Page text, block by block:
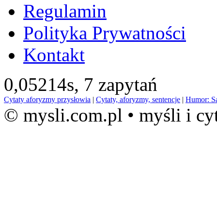
Regulamin
Polityka Prywatności
Kontakt
0,05214s, 7 zapytań
Cytaty aforyzmy przysłowia | Cytaty, aforyzmy, sentencje | Humor:
© mysli.com.pl • myśli i